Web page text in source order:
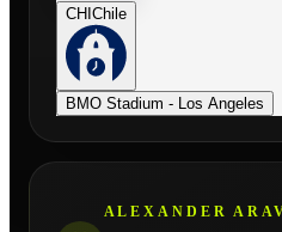
CHIChile
BMO Stadium - Los Angeles
ALEXANDER